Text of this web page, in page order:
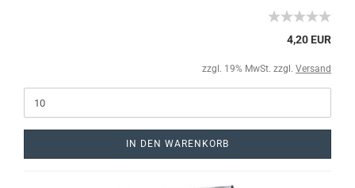
4,20 EUR
zzgl. 19% MwSt. zzgl. Versand
IN DEN WARENKORB